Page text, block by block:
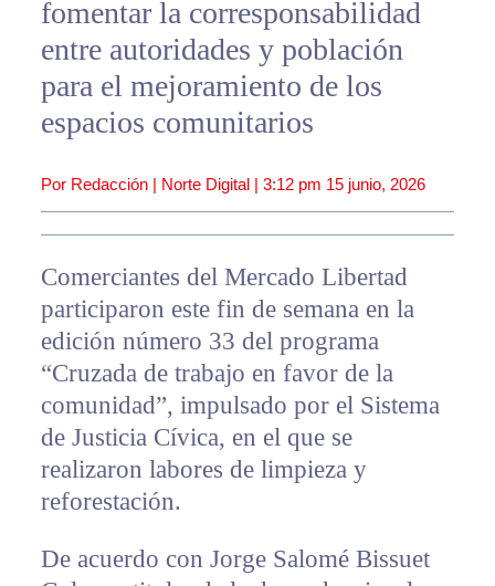
fomentar la corresponsabilidad
entre autoridades y población
para el mejoramiento de los
espacios comunitarios
Por Redacción | Norte Digital | 3:12 pm 15 junio, 2026
Comerciantes del Mercado Libertad
participaron este fin de semana en la
edición número 33 del programa
“Cruzada de trabajo en favor de la
comunidad”, impulsado por el Sistema
de Justicia Cívica, en el que se
realizaron labores de limpieza y
reforestación.
De acuerdo con Jorge Salomé Bissuet